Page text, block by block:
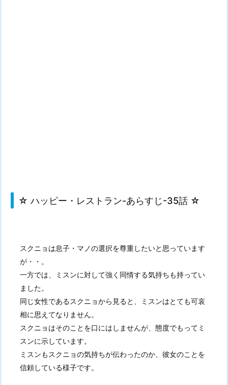
☆ ハッピー・レストラン-あらすじ-35話 ☆
スクニョは息子・マノの選択を尊重したいと思っています
が・・。
一方では、ミスンに対して強く同情する気持ちも持ってい
ました。
同じ女性であるスクニョから見ると、ミスンはとても可哀
相に思えてなりません。
スクニョはそのことを口にはしませんが、態度でもってミ
スンに示しています。
ミスンもスクニョの気持ちが伝わったのか、彼女のことを
信頼している様子です。